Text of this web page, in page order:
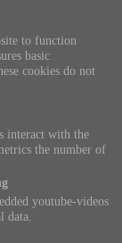
to function
basic
cookies do not
interact with the
the number of
youtube-videos
data.